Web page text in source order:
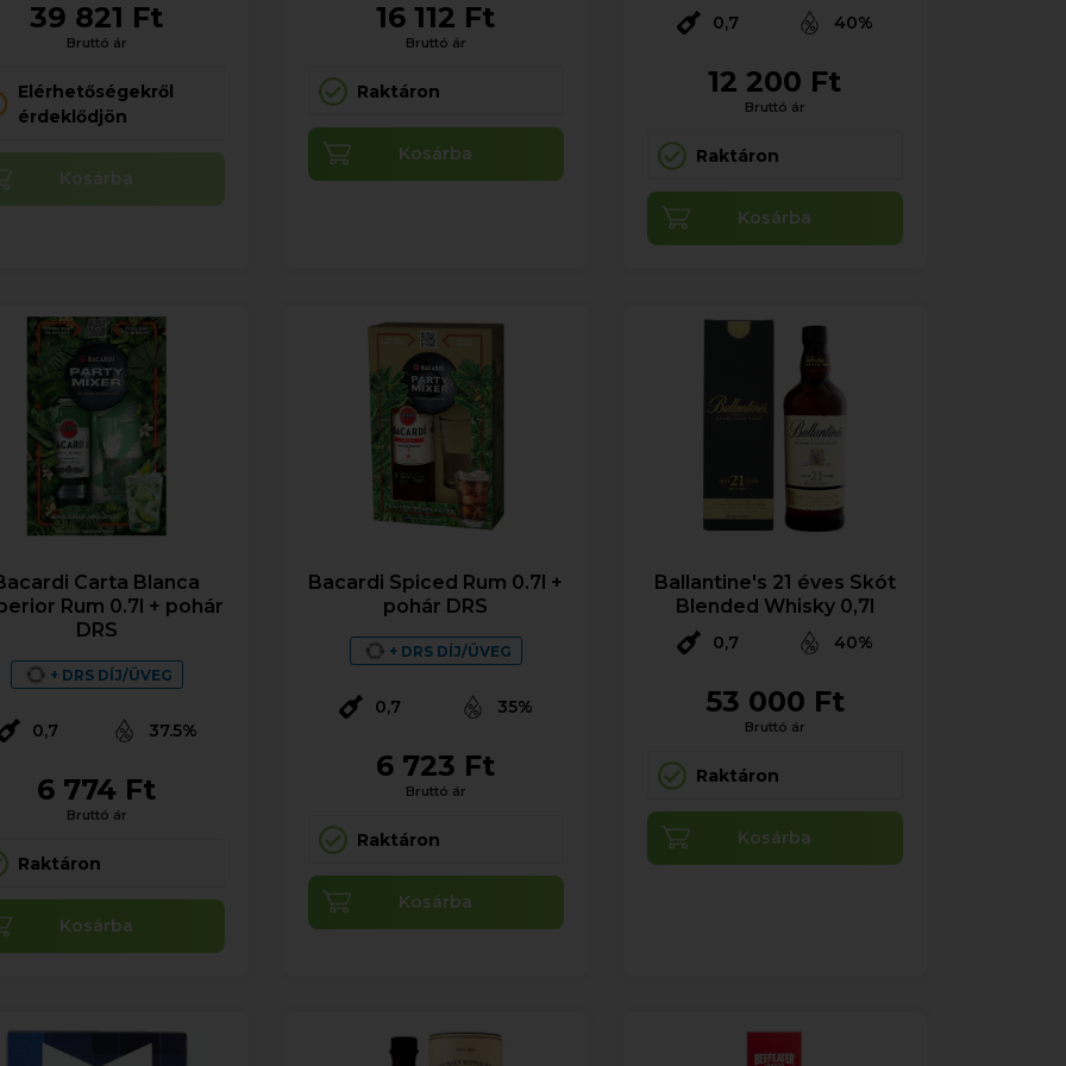
39 821 Ft
Bruttó ár
Elérhetőségekről
érdeklődjön
Kosárba
16 112 Ft
Bruttó ár
Raktáron
Kosárba
0,7 40%
12 200 Ft
Bruttó ár
Raktáron
Kosárba
Carta Blanca
Rum 0.7l + pohár
DRS
+ DRS DÍJ/ÜVEG
0,7 37.5%
6 774 Ft
Bruttó ár
Raktáron
Kosárba
Bacardi Spiced Rum 0.7l +
pohár DRS
+ DRS DÍJ/ÜVEG
0,7 35%
6 723 Ft
Bruttó ár
Raktáron
Kosárba
Ballantine's 21 éves Skót
Blended Whisky 0,7l
0,7 40%
53 000 Ft
Bruttó ár
Raktáron
Kosárba